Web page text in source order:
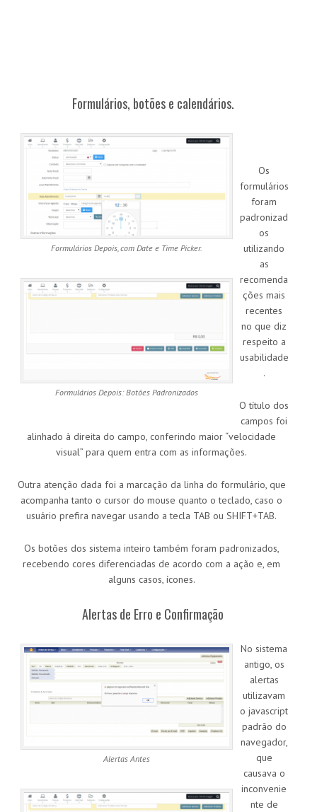
Formulários, botões e calendários.
Formulários Depois, com Date e Time Picker.
Formulários Depois: Botões Padronizados
Os
formulários
foram
padronizad
os
utilizando
as
recomenda
ções mais
recentes
no que diz
respeito a
usabilidade
.
O título dos
campos foi
alinhado à direita do campo, conferindo maior “velocidade
visual” para quem entra com as informações.
Outra atenção dada foi a marcação da linha do formulário, que
acompanha tanto o cursor do mouse quanto o teclado, caso o
usuário prefira navegar usando a tecla TAB ou SHIFT+TAB.
Os botões dos sistema inteiro também foram padronizados,
recebendo cores diferenciadas de acordo com a ação e, em
alguns casos, ícones.
Alertas de Erro e Confirmação
Alertas Antes
No sistema
antigo, os
alertas
utilizavam
o javascript
padrão do
navegador,
que
causava o
inconvenie
nte de